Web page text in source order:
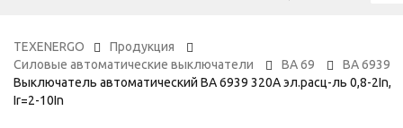
TEXENERGO
Продукция
Силовые автоматические выключатели
ВА 69
ВА 6939
Выключатель автоматический ВА 6939 320А эл.расц-ль 0,8-2In,
Ir=2-10In